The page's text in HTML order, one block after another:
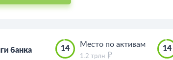
банка 14 Место по активам
1.2 трлн
14